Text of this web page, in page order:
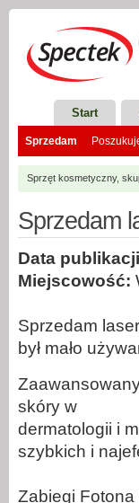
Start
Sprzedam
Sprzęt kosmetyczny,
Sprzedam
Data
Miejscowość:
Sprzedam
był mało
skóry w
dermatologii i
szybkich i
Zabiegi